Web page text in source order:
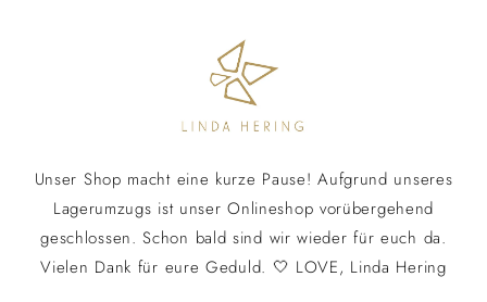
Unser Shop macht eine kurze Pause! Aufgrund unseres
Lagerumzugs ist unser Onlineshop vorübergehend
geschlossen. Schon bald sind wir wieder für euch da.
Vielen Dank für eure Geduld. 🤍 LOVE, Linda Hering